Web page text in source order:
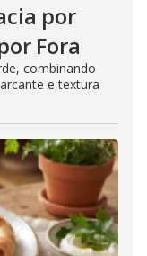
por
Fora
combinando
e textura